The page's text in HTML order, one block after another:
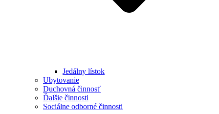
Jedálny lístok
Ubytovanie
Duchovná činnosť
Ďalšie činnosti
Sociálne odborné činnosti